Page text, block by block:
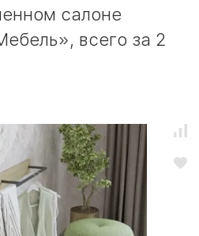
салоне
всего за 2